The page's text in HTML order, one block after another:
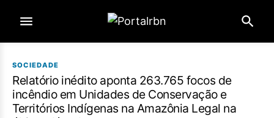
SOCIEDADE
Relatório inédito aponta 263.765 focos de
incêndio em Unidades de Conservação e
Territórios Indígenas na Amazônia Legal na